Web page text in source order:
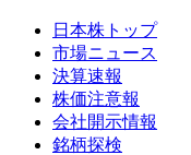
日本株トップ
市場ニュース
決算速報
株価注意報
会社開示情報
銘柄探検